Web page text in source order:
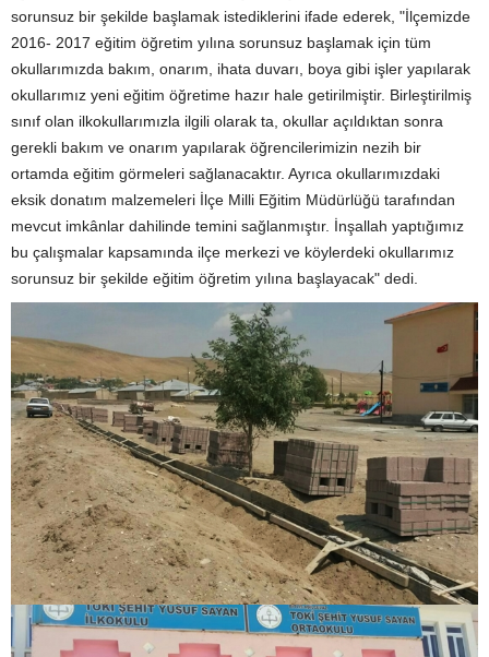
sorunsuz bir şekilde başlamak istediklerini ifade ederek, "İlçemizde
2016- 2017 eğitim öğretim yılına sorunsuz başlamak için tüm
okullarımızda bakım, onarım, ihata duvarı, boya gibi işler yapılarak
okullarımız yeni eğitim öğretime hazır hale getirilmiştir. Birleştirilmiş
sınıf olan ilkokullarımızla ilgili olarak ta, okullar açıldıktan sonra
gerekli bakım ve onarım yapılarak öğrencilerimizin nezih bir
ortamda eğitim görmeleri sağlanacaktır. Ayrıca okullarımızdaki
eksik donatım malzemeleri İlçe Milli Eğitim Müdürlüğü tarafından
mevcut imkânlar dahilinde temini sağlanmıştır. İnşallah yaptığımız
bu çalışmalar kapsamında ilçe merkezi ve köylerdeki okullarımız
sorunsuz bir şekilde eğitim öğretim yılına başlayacak" dedi.